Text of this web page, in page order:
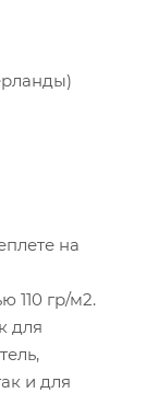
на
110 гр/м2.
для
и для